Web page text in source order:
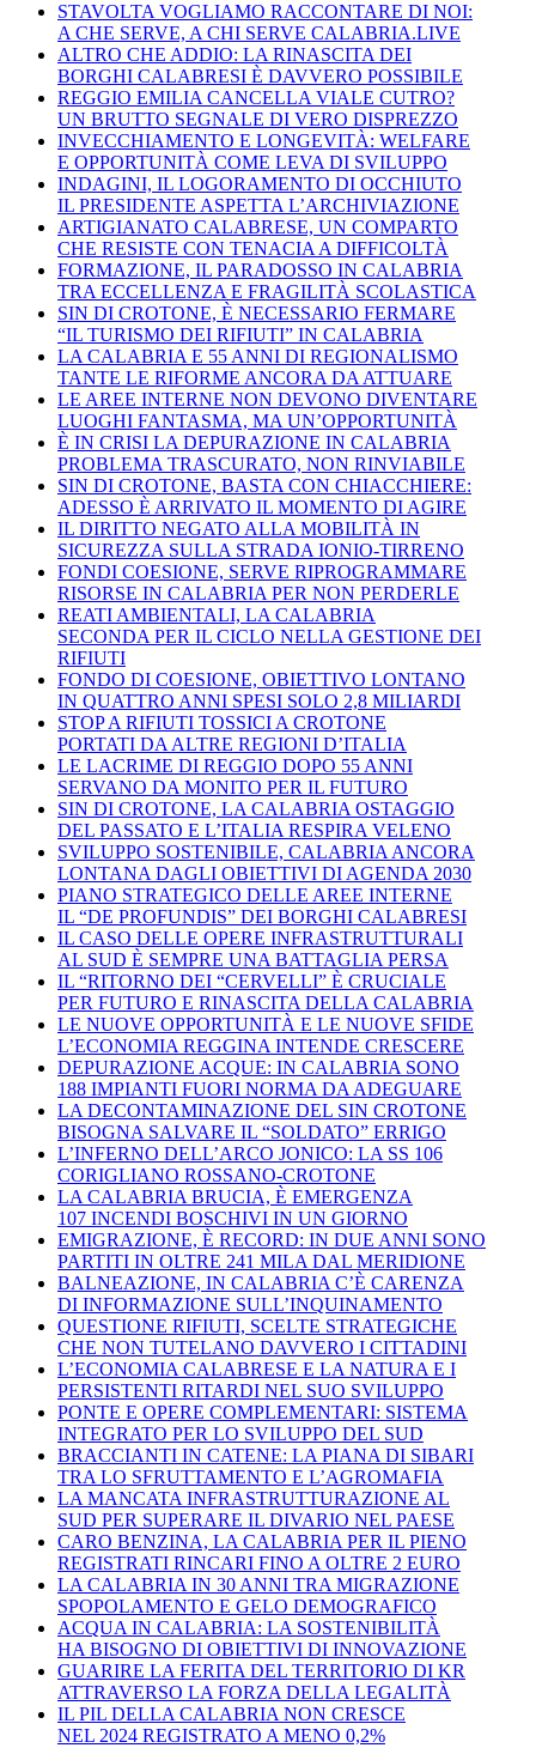
STAVOLTA VOGLIAMO RACCONTARE DI NOI:
A CHE SERVE, A CHI SERVE CALABRIA.LIVE
ALTRO CHE ADDIO: LA RINASCITA DEI
BORGHI CALABRESI È DAVVERO POSSIBILE
REGGIO EMILIA CANCELLA VIALE CUTRO?
UN BRUTTO SEGNALE DI VERO DISPREZZO
INVECCHIAMENTO E LONGEVITÀ: WELFARE
E OPPORTUNITÀ COME LEVA DI SVILUPPO
INDAGINI, IL LOGORAMENTO DI OCCHIUTO
IL PRESIDENTE ASPETTA L’ARCHIVIAZIONE
ARTIGIANATO CALABRESE, UN COMPARTO
CHE RESISTE CON TENACIA A DIFFICOLTÀ
FORMAZIONE, IL PARADOSSO IN CALABRIA
TRA ECCELLENZA E FRAGILITÀ SCOLASTICA
SIN DI CROTONE, È NECESSARIO FERMARE
“IL TURISMO DEI RIFIUTI” IN CALABRIA
LA CALABRIA E 55 ANNI DI REGIONALISMO
TANTE LE RIFORME ANCORA DA ATTUARE
LE AREE INTERNE NON DEVONO DIVENTARE
LUOGHI FANTASMA, MA UN’OPPORTUNITÀ
È IN CRISI LA DEPURAZIONE IN CALABRIA
PROBLEMA TRASCURATO, NON RINVIABILE
SIN DI CROTONE, BASTA CON CHIACCHIERE:
ADESSO È ARRIVATO IL MOMENTO DI AGIRE
IL DIRITTO NEGATO ALLA MOBILITÀ IN
SICUREZZA SULLA STRADA IONIO-TIRRENO
FONDI COESIONE, SERVE RIPROGRAMMARE
RISORSE IN CALABRIA PER NON PERDERLE
REATI AMBIENTALI, LA CALABRIA
SECONDA PER IL CICLO NELLA GESTIONE DEI
RIFIUTI
FONDO DI COESIONE, OBIETTIVO LONTANO
IN QUATTRO ANNI SPESI SOLO 2,8 MILIARDI
STOP A RIFIUTI TOSSICI A CROTONE
PORTATI DA ALTRE REGIONI D’ITALIA
LE LACRIME DI REGGIO DOPO 55 ANNI
SERVANO DA MONITO PER IL FUTURO
SIN DI CROTONE, LA CALABRIA OSTAGGIO
DEL PASSATO E L’ITALIA RESPIRA VELENO
SVILUPPO SOSTENIBILE, CALABRIA ANCORA
LONTANA DAGLI OBIETTIVI DI AGENDA 2030
PIANO STRATEGICO DELLE AREE INTERNE
IL “DE PROFUNDIS” DEI BORGHI CALABRESI
IL CASO DELLE OPERE INFRASTRUTTURALI
AL SUD È SEMPRE UNA BATTAGLIA PERSA
IL “RITORNO DEI “CERVELLI” È CRUCIALE
PER FUTURO E RINASCITA DELLA CALABRIA
LE NUOVE OPPORTUNITÀ E LE NUOVE SFIDE
L’ECONOMIA REGGINA INTENDE CRESCERE
DEPURAZIONE ACQUE: IN CALABRIA SONO
188 IMPIANTI FUORI NORMA DA ADEGUARE
LA DECONTAMINAZIONE DEL SIN CROTONE
BISOGNA SALVARE IL “SOLDATO” ERRIGO
L’INFERNO DELL’ARCO JONICO: LA SS 106
CORIGLIANO ROSSANO-CROTONE
LA CALABRIA BRUCIA, È EMERGENZA
107 INCENDI BOSCHIVI IN UN GIORNO
EMIGRAZIONE, È RECORD: IN DUE ANNI SONO
PARTITI IN OLTRE 241 MILA DAL MERIDIONE
BALNEAZIONE, IN CALABRIA C’È CARENZA
DI INFORMAZIONE SULL’INQUINAMENTO
QUESTIONE RIFIUTI, SCELTE STRATEGICHE
CHE NON TUTELANO DAVVERO I CITTADINI
L’ECONOMIA CALABRESE E LA NATURA E I
PERSISTENTI RITARDI NEL SUO SVILUPPO
PONTE E OPERE COMPLEMENTARI: SISTEMA
INTEGRATO PER LO SVILUPPO DEL SUD
BRACCIANTI IN CATENE: LA PIANA DI SIBARI
TRA LO SFRUTTAMENTO E L’AGROMAFIA
LA MANCATA INFRASTRUTTURAZIONE AL
SUD PER SUPERARE IL DIVARIO NEL PAESE
CARO BENZINA, LA CALABRIA PER IL PIENO
REGISTRATI RINCARI FINO A OLTRE 2 EURO
LA CALABRIA IN 30 ANNI TRA MIGRAZIONE
SPOPOLAMENTO E GELO DEMOGRAFICO
ACQUA IN CALABRIA: LA SOSTENIBILITÀ
HA BISOGNO DI OBIETTIVI DI INNOVAZIONE
GUARIRE LA FERITA DEL TERRITORIO DI KR
ATTRAVERSO LA FORZA DELLA LEGALITÀ
IL PIL DELLA CALABRIA NON CRESCE
NEL 2024 REGISTRATO A MENO 0,2%